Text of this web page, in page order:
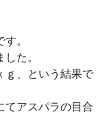
。
た。
ｇ、という結果で
てアスパラの目合